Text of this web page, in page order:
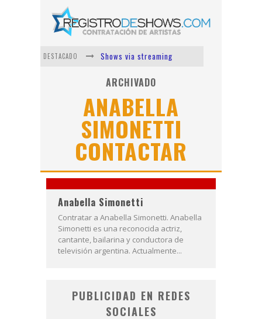
DESTACADO
Shows via streaming
Lit Killah
Nicki Nicole
Duki
Vi Em
Los Ángeles Azules
ARCHIVADO
ANABELLA
SIMONETTI
CONTACTAR
Anabella Simonetti
Contratar a Anabella Simonetti. Anabella
Simonetti es una reconocida actriz,
cantante, bailarina y conductora de
televisión argentina. Actualmente...
PUBLICIDAD EN REDES
SOCIALES